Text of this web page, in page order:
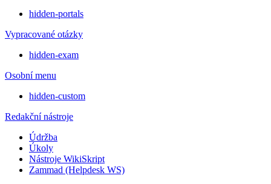
hidden-portals
Vypracované otázky
hidden-exam
Osobní menu
hidden-custom
Redakční nástroje
Údržba
Úkoly
Nástroje WikiSkript
Zammad (Helpdesk WS)